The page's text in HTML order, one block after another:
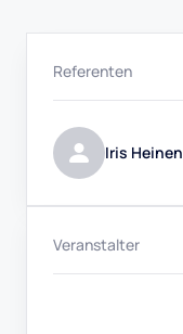
Referenten
Iris Heinen
Veranstalter